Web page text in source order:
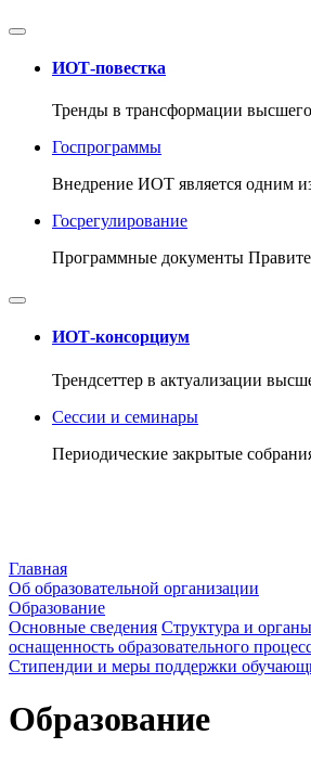
ИОТ-повестка
Тренды в трансформации
Госпрограммы
Внедрение ИОТ является одним
Госрегулирование
Программные документы
ИОТ-консорциум
Трендсеттер в актуализации
Сессии и семинары
Периодические закрытые
Главная
Об образовательной организации
Образование
Основные сведения Структура и
оснащенность образовательного
Стипендии и меры поддержки
Образование